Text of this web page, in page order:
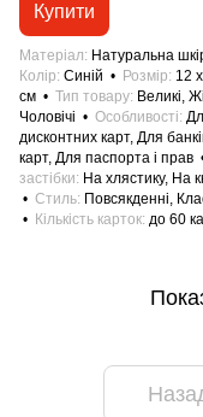
Купити
Матеріал
Натуральна
Колір Синій Розмір 12
см
Тип товару Великі,
Чоловічі
Особливості
дисконтних карт, Для
карт, Для паспорта і прав
застібки
На хлястику, На
Стиль Повсякденні,
Кількість карток до 60